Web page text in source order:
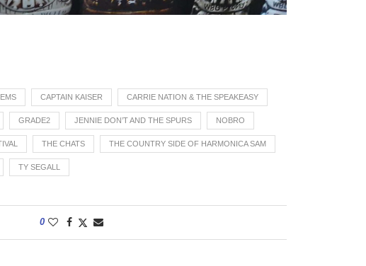
CAPTAIN KAISER CARRIE NATION & THE SPEAKEASY
GRADE2 JENNIE DON’T AND THE SPURS NOBRO
THE CHATS THE COUNTRY SIDE OF HARMONICA SAM
TY SEGALL
0